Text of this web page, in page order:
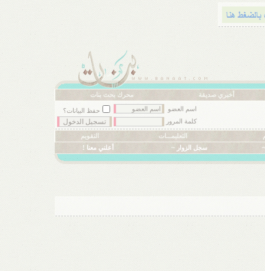
أخبري صديقة محرك بحث بنات
اسم العضو
حفظ البيانات؟
كلمة المرور
التعليمـــات
التقويم
سجل الزوار ~ أعلني معنا !